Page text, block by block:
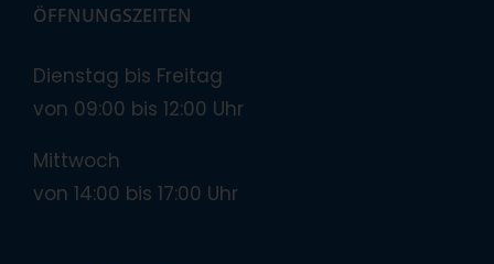
ÖFFNUNGSZEITEN
Dienstag bis Freitag
von 09:00 bis 12:00 Uhr
Mittwoch
von 14:00 bis 17:00 Uhr